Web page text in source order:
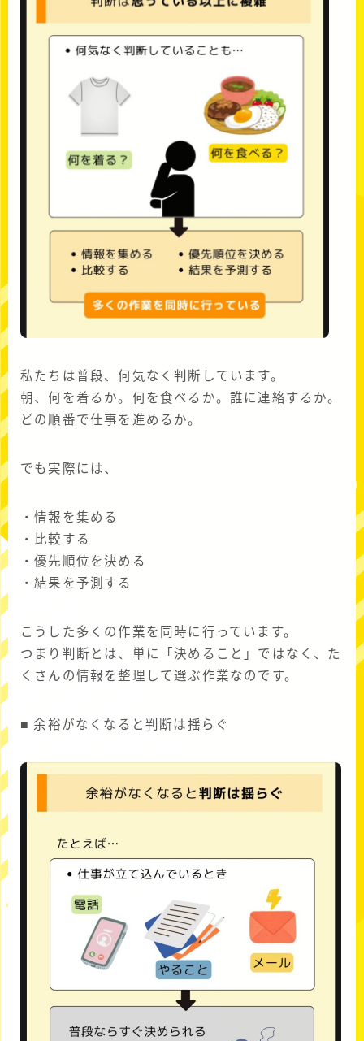
私たちは普段、何気なく判断しています。
朝、何を着るか。何を食べるか。誰に連絡するか。
どの順番で仕事を進めるか。
でも実際には、
・情報を集める
・比較する
・優先順位を決める
・結果を予測する
こうした多くの作業を同時に行っています。
つまり判断とは、単に「決めること」ではなく、た
くさんの情報を整理して選ぶ作業なのです。
■ 余裕がなくなると判断は揺らぐ